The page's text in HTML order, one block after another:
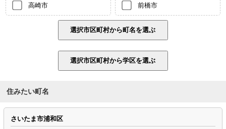
高崎市 前橋市
住みたい町名
さいたま市浦和区